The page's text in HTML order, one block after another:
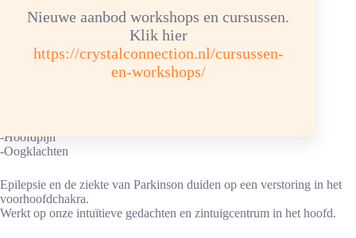
Nieuwe aanbod workshops en cursussen.
Klik hier
https://crystalconnection.nl/cursussen-
en-workshops/
-Last van waandenkbeelden
-Neurotische opvattingen
-Geen keuzes kunnen maken
-Trots, hoogmoed
-Geen ongelijk kunnen bekennen
-Hoofdpijn
-Oogklachten
Epilepsie en de ziekte van Parkinson duiden op een verstoring in het
voorhoofdchakra.
Werkt op onze intuïtieve gedachten en zintuigcentrum in het hoofd.